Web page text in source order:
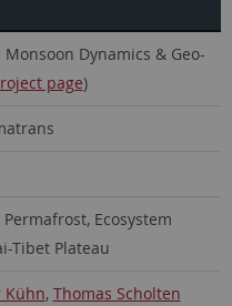
Monsoon Dynamics & Geo-
page)
Ecosystem
Tibet Plateau
Kühn, Thomas Scholten